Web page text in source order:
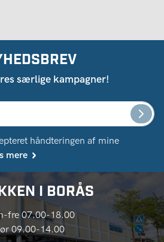
særlige kampagner!
håndteringen af ​​mine
mere
I BORÅS
fre 07.00-18.00
09.00-14.00